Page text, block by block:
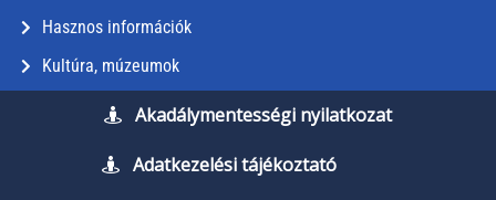
Hasznos információk
Kultúra, múzeumok
Akadálymentességi nyilatkozat
Adatkezelési tájékoztató